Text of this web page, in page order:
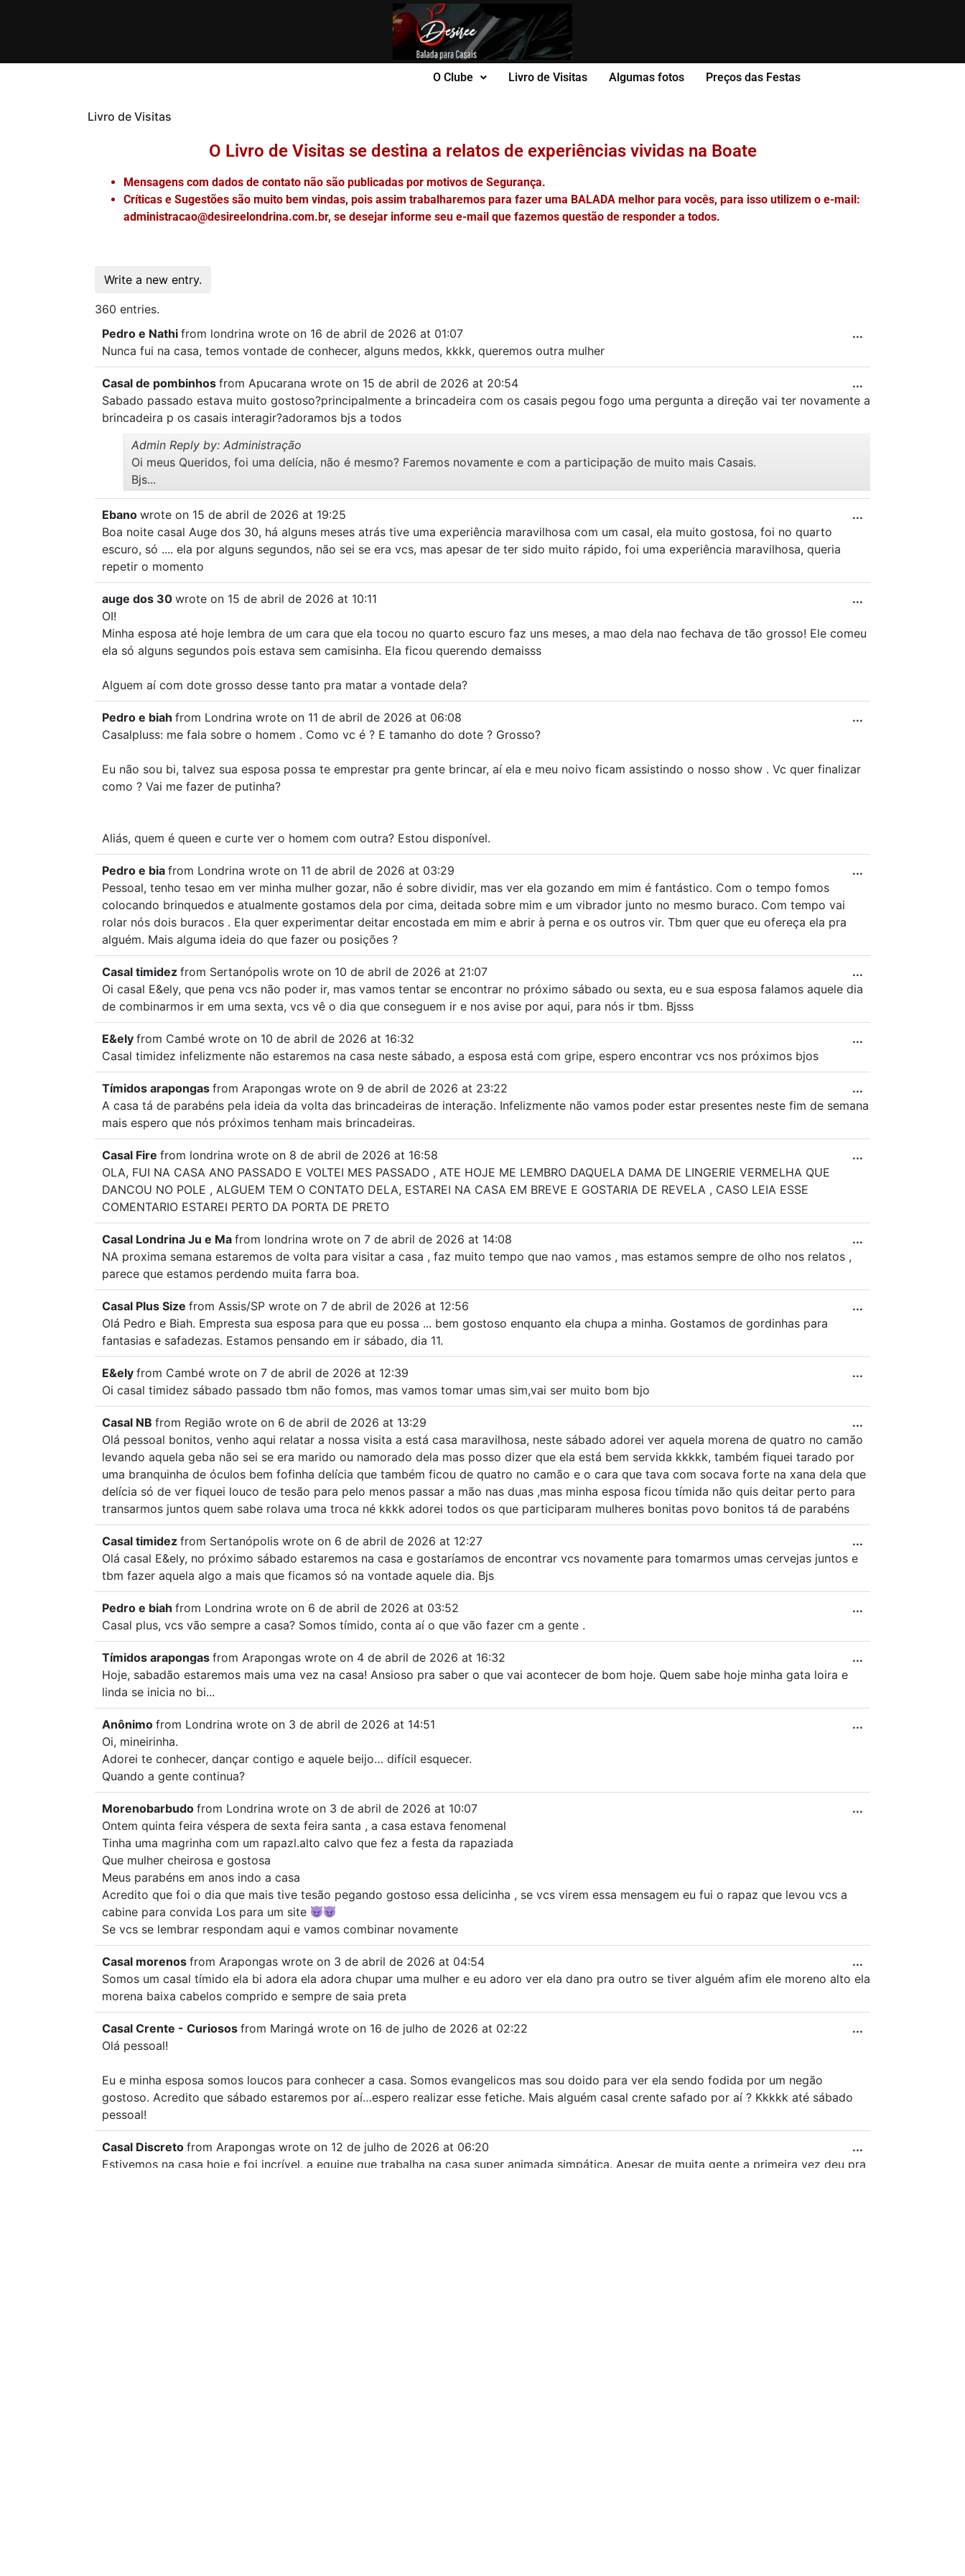
O Clube Livro de Visitas Algumas fotos Preços das Festas
Livro de Visitas
O Livro de Visitas se destina a relatos de experiências vividas na Boate
Mensagens com dados de contato não são publicadas por motivos de Segurança.
Críticas e Sugestões são muito bem vindas, pois assim trabalharemos para fazer uma BALADA melhor para vocês, para isso utilizem o e-mail:
administracao@desireelondrina.com.br, se desejar informe seu e-mail que fazemos questão de responder a todos.
360 entries.
Pedro e Nathi from londrina wrote on 16 de abril de 2026 at 01:07
Nunca fui na casa, temos vontade de conhecer, alguns medos, kkkk, queremos outra mulher
...
Casal de pombinhos from Apucarana wrote on 15 de abril de 2026 at 20:54
Sabado passado estava muito gostoso?principalmente a brincadeira com os casais pegou fogo uma pergunta a direção vai ter novamente a
brincadeira p os casais interagir?adoramos bjs a todos
Admin Reply by: Administração
Oi meus Queridos, foi uma delícia, não é mesmo? Faremos novamente e com a participação de muito mais Casais.
Bjs...
...
Ebano wrote on 15 de abril de 2026 at 19:25
Boa noite casal Auge dos 30, há alguns meses atrás tive uma experiência maravilhosa com um casal, ela muito gostosa, foi no quarto
escuro, só .... ela por alguns segundos, não sei se era vcs, mas apesar de ter sido muito rápido, foi uma experiência maravilhosa, queria
repetir o momento
...
auge dos 30 wrote on 15 de abril de 2026 at 10:11
OI!
Minha esposa até hoje lembra de um cara que ela tocou no quarto escuro faz uns meses, a mao dela nao fechava de tão grosso! Ele comeu
ela só alguns segundos pois estava sem camisinha. Ela ficou querendo demaisss
Alguem aí com dote grosso desse tanto pra matar a vontade dela?
...
Pedro e biah from Londrina wrote on 11 de abril de 2026 at 06:08
Casalpluss: me fala sobre o homem . Como vc é ? E tamanho do dote ? Grosso?
Eu não sou bi, talvez sua esposa possa te emprestar pra gente brincar, aí ela e meu noivo ficam assistindo o nosso show . Vc quer finalizar
como ? Vai me fazer de putinha?
Aliás, quem é queen e curte ver o homem com outra? Estou disponível.
...
Pedro e bia from Londrina wrote on 11 de abril de 2026 at 03:29
Pessoal, tenho tesao em ver minha mulher gozar, não é sobre dividir, mas ver ela gozando em mim é fantástico. Com o tempo fomos
colocando brinquedos e atualmente gostamos dela por cima, deitada sobre mim e um vibrador junto no mesmo buraco. Com tempo vai
rolar nós dois buracos . Ela quer experimentar deitar encostada em mim e abrir à perna e os outros vir. Tbm quer que eu ofereça ela pra
alguém. Mais alguma ideia do que fazer ou posições ?
...
Casal timidez from Sertanópolis wrote on 10 de abril de 2026 at 21:07
Oi casal E&ely, que pena vcs não poder ir, mas vamos tentar se encontrar no próximo sábado ou sexta, eu e sua esposa falamos aquele dia
de combinarmos ir em uma sexta, vcs vê o dia que conseguem ir e nos avise por aqui, para nós ir tbm. Bjsss
...
E&ely from Cambé wrote on 10 de abril de 2026 at 16:32
Casal timidez infelizmente não estaremos na casa neste sábado, a esposa está com gripe, espero encontrar vcs nos próximos bjos
...
Tímidos arapongas from Arapongas wrote on 9 de abril de 2026 at 23:22
A casa tá de parabéns pela ideia da volta das brincadeiras de interação. Infelizmente não vamos poder estar presentes neste fim de semana
mais espero que nós próximos tenham mais brincadeiras.
...
Casal Fire from londrina wrote on 8 de abril de 2026 at 16:58
OLA, FUI NA CASA ANO PASSADO E VOLTEI MES PASSADO , ATE HOJE ME LEMBRO DAQUELA DAMA DE LINGERIE VERMELHA QUE
DANCOU NO POLE , ALGUEM TEM O CONTATO DELA, ESTAREI NA CASA EM BREVE E GOSTARIA DE REVELA , CASO LEIA ESSE
COMENTARIO ESTAREI PERTO DA PORTA DE PRETO
...
Casal Londrina Ju e Ma from londrina wrote on 7 de abril de 2026 at 14:08
NA proxima semana estaremos de volta para visitar a casa , faz muito tempo que nao vamos , mas estamos sempre de olho nos relatos ,
parece que estamos perdendo muita farra boa.
...
Casal Plus Size from Assis/SP wrote on 7 de abril de 2026 at 12:56
Olá Pedro e Biah. Empresta sua esposa para que eu possa ... bem gostoso enquanto ela chupa a minha. Gostamos de gordinhas para
fantasias e safadezas. Estamos pensando em ir sábado, dia 11.
...
E&ely from Cambé wrote on 7 de abril de 2026 at 12:39
Oi casal timidez sábado passado tbm não fomos, mas vamos tomar umas sim,vai ser muito bom bjo
...
Casal NB from Região wrote on 6 de abril de 2026 at 13:29
Olá pessoal bonitos, venho aqui relatar a nossa visita a está casa maravilhosa, neste sábado adorei ver aquela morena de quatro no camão
levando aquela geba não sei se era marido ou namorado dela mas posso dizer que ela está bem servida kkkkk, também fiquei tarado por
uma branquinha de óculos bem fofinha delícia que também ficou de quatro no camão e o cara que tava com socava forte na xana dela que
delícia só de ver fiquei louco de tesão para pelo menos passar a mão nas duas ,mas minha esposa ficou tímida não quis deitar perto para
transarmos juntos quem sabe rolava uma troca né kkkk adorei todos os que participaram mulheres bonitas povo bonitos tá de parabéns
...
Casal timidez from Sertanópolis wrote on 6 de abril de 2026 at 12:27
Olá casal E&ely, no próximo sábado estaremos na casa e gostaríamos de encontrar vcs novamente para tomarmos umas cervejas juntos e
tbm fazer aquela algo a mais que ficamos só na vontade aquele dia. Bjs
...
Pedro e biah from Londrina wrote on 6 de abril de 2026 at 03:52
Casal plus, vcs vão sempre a casa? Somos tímido, conta aí o que vão fazer cm a gente .
...
Tímidos arapongas from Arapongas wrote on 4 de abril de 2026 at 16:32
Hoje, sabadão estaremos mais uma vez na casa! Ansioso pra saber o que vai acontecer de bom hoje. Quem sabe hoje minha gata loira e
linda se inicia no bi...
...
Anônimo from Londrina wrote on 3 de abril de 2026 at 14:51
Oi, mineirinha.
Adorei te conhecer, dançar contigo e aquele beijo… difícil esquecer.
Quando a gente continua?
...
Morenobarbudo from Londrina wrote on 3 de abril de 2026 at 10:07
Ontem quinta feira véspera de sexta feira santa , a casa estava fenomenal
Tinha uma magrinha com um rapazl.alto calvo que fez a festa da rapaziada
Que mulher cheirosa e gostosa
Meus parabéns em anos indo a casa
Acredito que foi o dia que mais tive tesão pegando gostoso essa delicinha , se vcs virem essa mensagem eu fui o rapaz que levou vcs a
cabine para convida Los para um site
Se vcs se lembrar respondam aqui e vamos combinar novamente
...
Casal morenos from Arapongas wrote on 3 de abril de 2026 at 04:54
Somos um casal tímido ela bi adora ela adora chupar uma mulher e eu adoro ver ela dano pra outro se tiver alguém afim ele moreno alto ela
morena baixa cabelos comprido e sempre de saia preta
...
Casal Crente - Curiosos from Maringá wrote on 16 de julho de 2026 at 02:22
Olá pessoal!
Eu e minha esposa somos loucos para conhecer a casa. Somos evangelicos mas sou doido para ver ela sendo fodida por um negão
gostoso. Acredito que sábado estaremos por aí…espero realizar esse fetiche. Mais alguém casal crente safado por aí ? Kkkkk até sábado
pessoal!
...
Casal Discreto from Arapongas wrote on 12 de julho de 2026 at 06:20
Estivemos na casa hoje e foi incrível, a equipe que trabalha na casa super animada simpática. Apesar de muita gente a primeira vez deu pra
...